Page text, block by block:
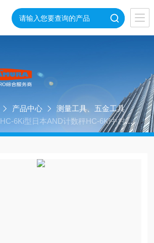
产品中心
测量工具、五金工具
HC-6Ki型日本AND计数秤HC-6Ki中村供